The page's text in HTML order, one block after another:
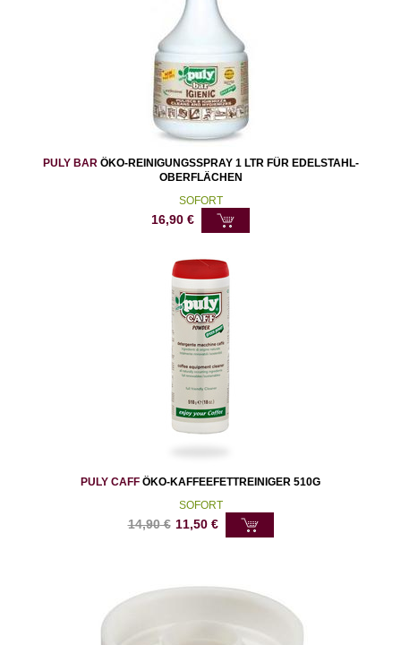
PULY BARÖKO-REINIGUNGSSPRAY 1 LTR FÜR EDELSTAHL-
OBERFLÄCHEN
SOFORT
16,90 €
PULY CAFF ÖKO-KAFFEEFETTREINIGER 510G
SOFORT
14,90€ 11,50€